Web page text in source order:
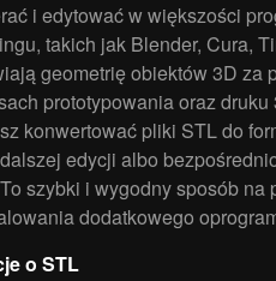
i edytować w większości
takich jak Blender, Cura,
geometrię obiektów 3D za
prototypowania oraz druku
konwertować pliki STL do
edycji albo
szybki i wygodny sposób na
dodatkowego
o STL